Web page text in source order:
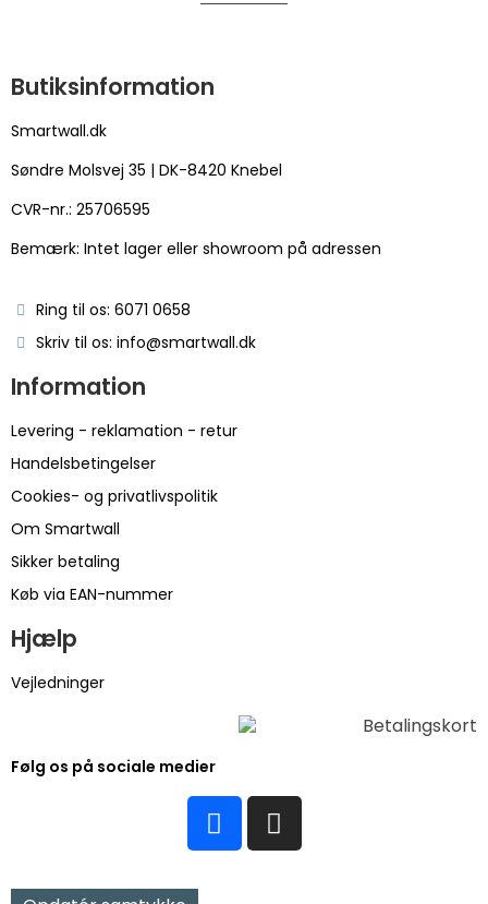
Butiksinformation
Smartwall.dk
Søndre Molsvej 35 | DK-8420 Knebel
CVR-nr.: 25706595
Bemærk: Intet lager eller showroom på adressen
Ring til os: 6071 0658
Skriv til os: info@smartwall.dk
Information
Levering - reklamation - retur
Handelsbetingelser
Cookies- og privatlivspolitik
Om Smartwall
Sikker betaling
Køb via EAN-nummer
Hjælp
Vejledninger
Følg os på sociale medier